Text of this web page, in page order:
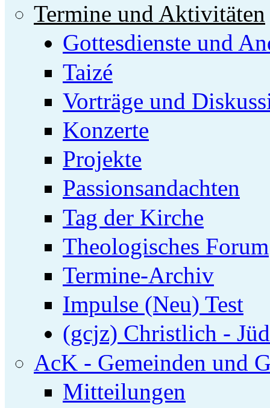
Termine und Aktivitäten
Gottesdienste und
Taizé
Vorträge und
Konzerte
Projekte
Passionsandachten
Tag der Kirche
Theologisches Forum
Termine-Archiv
Impulse (Neu) Test
(gcjz) Christlich -
AcK - Gemeinden und
Mitteilungen